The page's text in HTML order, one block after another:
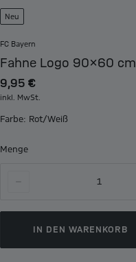
Neu
FC Bayern
Fahne Logo 90x60 cm
9,95 €
inkl. MwSt.
Farbe: Rot/Weiß
Menge
1
IN DEN WARENKORB